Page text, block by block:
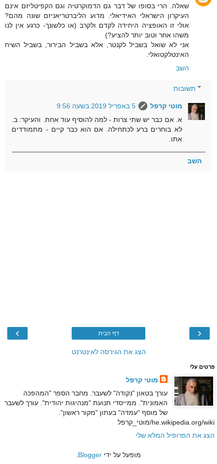
שאלה. הרי בסופו של דבר גם הדמוקרטיה וגם הקפיטליזם אינם
העיקרון הישראלי האידיאלי. מדוע הליברטריאניזם שונה מהם?
אולי זו האופציה היחידה לקדם ולקרב (או כלשונך- כרגע אין לנו
משהו אחר וטוב יותר להציע?)
אני לא שואל בשביל לקנטר, אלא בשביל הבירור, בשביל השיח
האינטלקטואלי.
השב
תשובות
מוטי קרפל
5 באפריל 2019 בשעה 9:56
א. אם כבר יש שתי צרות - למה להוסיף עוד אחת. והעיקר: ב.
לא בוחרים ברע לכתחילה. אם הוא כבר קיים - מתמודדים
אתו.
השב
‹
› דף הבית
הצג את הגירסה לאינטרנט
פרטים עלי
מוטי קרפל
עורך בטאון "נקודה" לשעבר. מחבר הספר "המהפכה
האמונית". ממייסדי תנועת "מנהיגות יהודית". עורך לשעבר
של מוסף "עמדה" בעתון "מקור ראשון".
he.wikipedia.org/wiki/מוטי_קרפל
הצג את הפרופיל המלא שלי
מופעל על ידי Blogger
.